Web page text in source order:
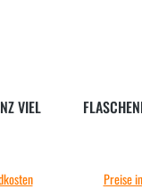
VIEL
Preise